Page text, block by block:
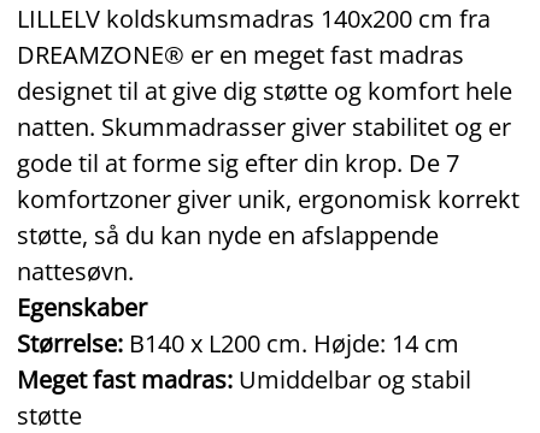
LILLELV koldskumsmadras 140x200 cm fra
DREAMZONE® er en meget fast madras
designet til at give dig støtte og komfort hele
natten. Skummadrasser giver stabilitet og er
gode til at forme sig efter din krop. De 7
komfortzoner giver unik, ergonomisk korrekt
støtte, så du kan nyde en afslappende
nattesøvn.
Egenskaber
Størrelse: B140 x L200 cm. Højde: 14 cm
Meget fast madras: Umiddelbar og stabil
støtte